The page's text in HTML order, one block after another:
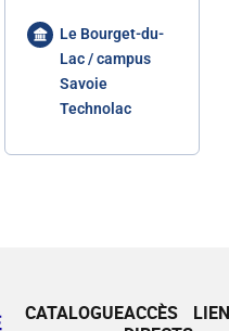
Le Bourget-du-
Lac / campus
Savoie
Technolac
CATALOGUEACCÈS